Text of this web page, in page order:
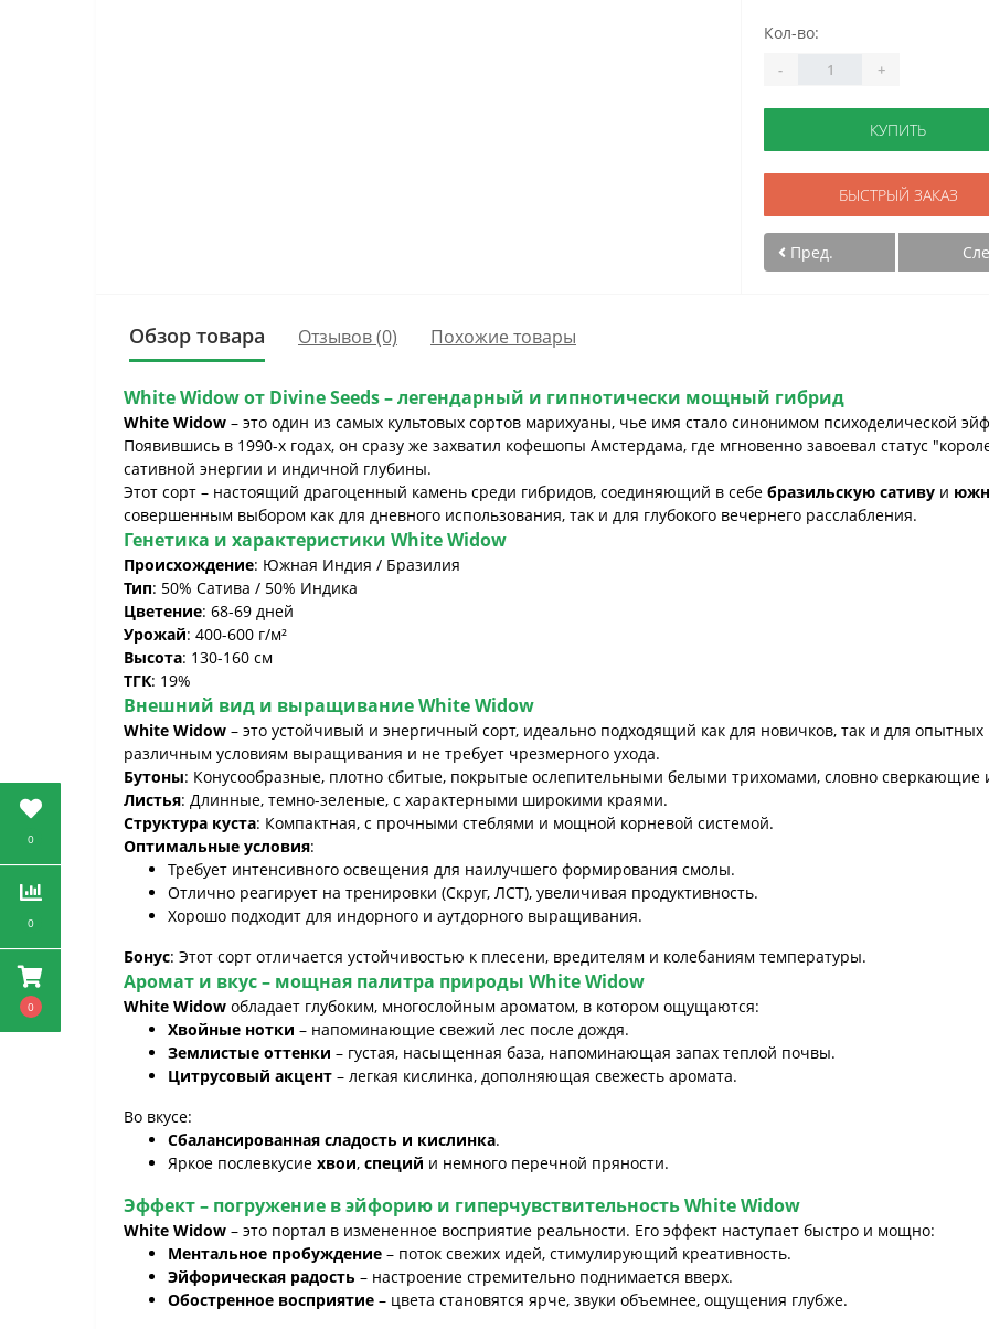
0
0
0
Кол-во:
- +
КУПИТЬ
БЫСТРЫЙ ЗАКАЗ
Пред.
Обзор товара Отзывов (0) Похожие товары
White Widowот Divine Seeds– легендарный и гипнотически мощный гибрид
White Widow – это один из самых культовых сортов марихуаны, чье имя стало синонимом психоделической
Появившись в 1990-х годах, он сразу же захватил кофешопы Амстердама, где мгновенно завоевал статус
сативной энергии и индичной глубины.
Этот сорт – настоящий драгоценный камень среди гибридов, соединяющий в себе бразильскую сативу и
совершенным выбором как для дневного использования, так и для глубокого вечернего расслабления.
Генетика и характеристики White Widow
Происхождение: Южная Индия / Бразилия
Тип: 50% Сатива / 50% Индика
Цветение: 68-69 дней
Урожай: 400-600 г/м²
Высота: 130-160 см
ТГК: 19%
Внешний вид и выращиваниеWhite Widow
White Widow – это устойчивый и энергичный сорт, идеально подходящий как для новичков, так и для
различным условиям выращивания и не требует чрезмерного ухода.
Бутоны: Конусообразные, плотно сбитые, покрытые ослепительными белыми трихомами, словно сверкающие
Листья: Длинные, темно-зеленые, с характерными широкими краями.
Структура куста: Компактная, с прочными стеблями и мощной корневой системой.
Оптимальные условия:
Требует интенсивного освещения для наилучшего формирования смолы.
Отлично реагирует на тренировки (Скруг, ЛСТ), увеличивая продуктивность.
Хорошо подходит для индорного и аутдорного выращивания.
Бонус: Этот сорт отличается устойчивостью к плесени, вредителям и колебаниям температуры.
Аромат и вкус – мощная палитра природы White Widow
White Widow обладает глубоким, многослойным ароматом, в котором ощущаются:
Хвойные нотки – напоминающие свежий лес после дождя.
Землистые оттенки – густая, насыщенная база, напоминающая запах теплой почвы.
Цитрусовый акцент – легкая кислинка, дополняющая свежесть аромата.
Во вкусе:
Сбалансированная сладость и кислинка.
Яркое послевкусие хвои, специй и немного перечной пряности.
Эффект – погружение в эйфорию и гиперчувствительностьWhite Widow
White Widow – это портал в измененное восприятие реальности. Его эффект наступает быстро и мощно:
Ментальное пробуждение – поток свежих идей, стимулирующий креативность.
Эйфорическая радость – настроение стремительно поднимается вверх.
Обостренное восприятие – цвета становятся ярче, звуки объемнее, ощущения глубже.